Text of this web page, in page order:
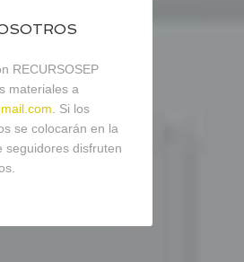
RECURSOSEP
materiales a
. Si los
se colocarán en la
seguidores disfruten